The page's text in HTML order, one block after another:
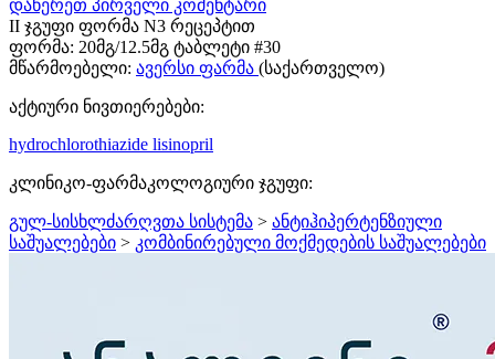
დაწერეთ პირველი კომენტარი
II ჯგუფი ფორმა N3 რეცეპტით
ფორმა: 20მგ/12.5მგ ტაბლეტი #30
მწარმოებელი: ავერსი ფარმა (საქართველო)
აქტიური ნივთიერებები:
hydrochlorothiazide lisinopril
კლინიკო-ფარმაკოლოგიური ჯგუფი:
გულ-სისხლძარღვთა სისტემა > ანტიჰიპერტენზიული
საშუალებები > კომბინირებული მოქმედების საშუალებები